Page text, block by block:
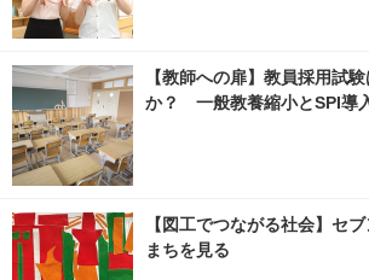
【教師への扉】教員採用試
か？ 一般教養縮小とSPI導
【図工でつながる社会】セブ
まちを見る